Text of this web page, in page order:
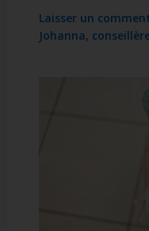
Laisser un
Johanna,